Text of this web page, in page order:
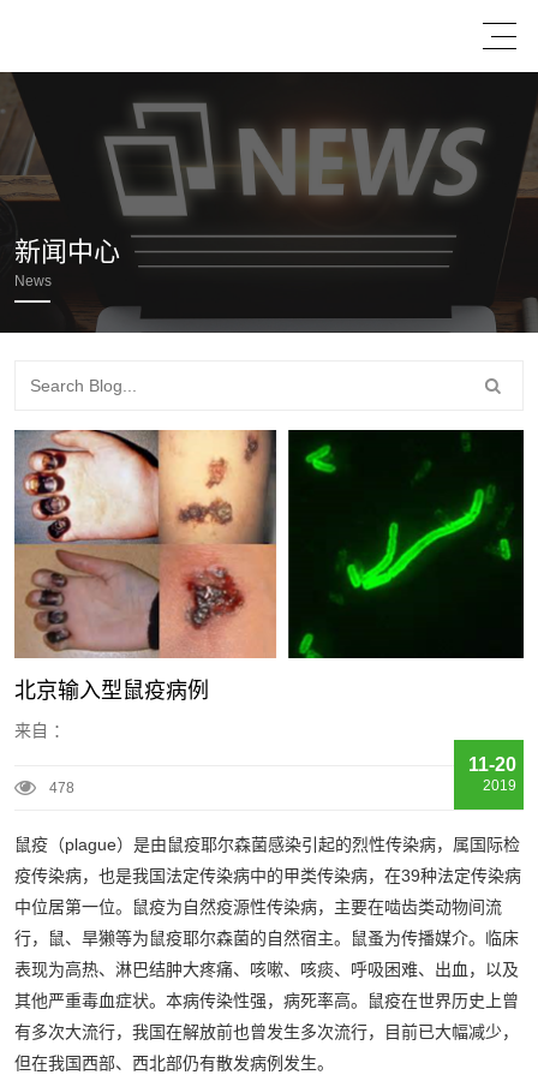
新闻中心
News
北京输入型鼠疫病例
来自 ：
478
11-20
2019
鼠疫（plague）是由鼠疫耶尔森菌感染引起的烈性传染病，属国际检
疫传染病，也是我国法定传染病中的甲类传染病，在39种法定传染病
中位居第一位。鼠疫为自然疫源性传染病，主要在啮齿类动物间流
行，鼠、旱獭等为鼠疫耶尔森菌的自然宿主。鼠蚤为传播媒介。临床
表现为高热、淋巴结肿大疼痛、咳嗽、咳痰、呼吸困难、出血，以及
其他严重毒血症状。本病传染性强，病死率高。鼠疫在世界历史上曾
有多次大流行，我国在解放前也曾发生多次流行，目前已大幅减少，
但在我国西部、西北部仍有散发病例发生。